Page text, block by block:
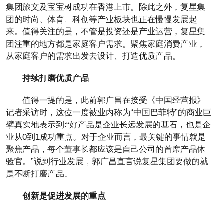
集团旅文及宝宝树成功在香港上市。除此之外，复星集
团的时尚、体育、科创等产业板块也正在慢慢发展起
来。值得关注的是，不管是投资还是产业运营，复星集
团注重的地方都是家庭客户需求。聚焦家庭消费产业，
从家庭客户的需求出发去设计、打造优质产品。
持续打磨优质产品
值得一提的是，此前郭广昌在接受《中国经营报》
记者采访时，这位一度被业内称为“中国巴菲特”的商业巨
擘真实地表示到:“好产品是企业长远发展的基石，也是企
业从0到1成功重点。对于企业而言，最关键的事情就是
聚焦产品，每个董事长都应该是自己公司的首席产品体
验官。”说到行业发展，郭广昌直言说复星集团要做的就
是不断打磨产品。
创新是促进发展的重点